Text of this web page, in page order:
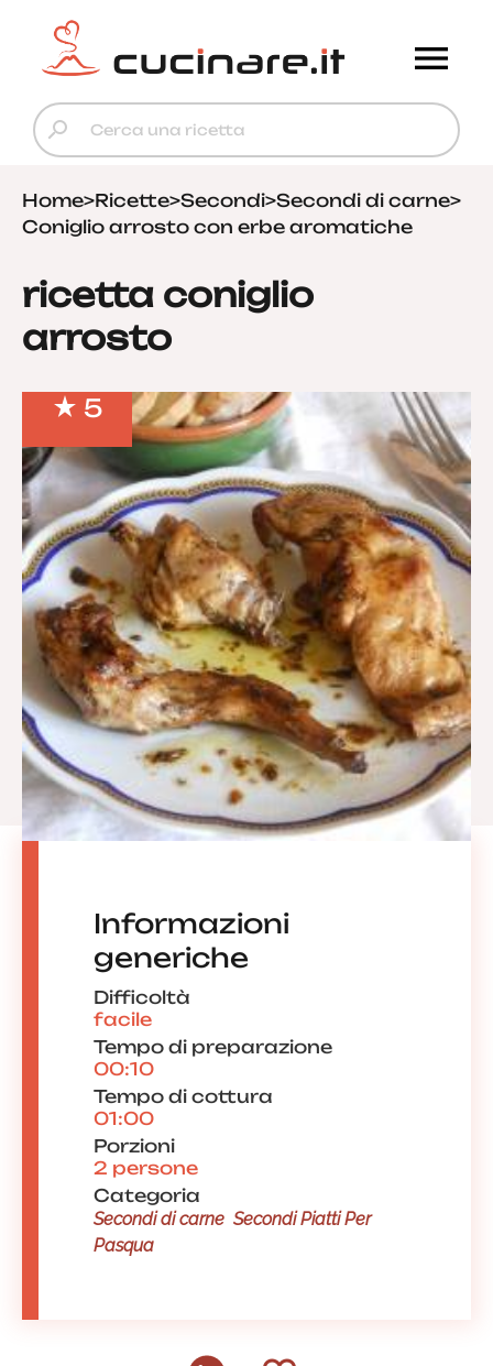
Home>Ricette>Secondi>Secondi di carne>
Coniglio arrosto con erbe aromatiche
ricetta coniglio
arrosto
5
Informazioni
generiche
Difficoltà
facile
Tempo di preparazione
00:10
Tempo di cottura
01:00
Porzioni
2 persone
Categoria
Secondi di carne Secondi Piatti Per
Pasqua